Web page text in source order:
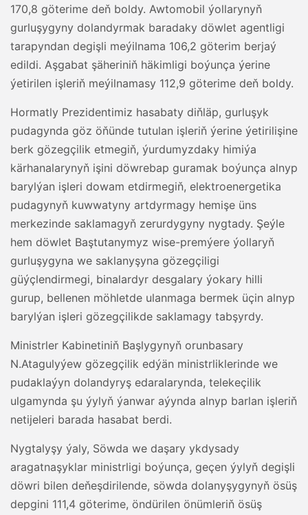
170,8 göterime deň boldy. Awtomobil ýollarynyň
gurluşygyny dolandyrmak baradaky döwlet agentligi
tarapyndan degişli meýilnama 106,2 göterim berjaý
edildi. Aşgabat şäheriniň häkimligi boýunça ýerine
ýetirilen işleriň meýilnamasy 112,9 göterime deň boldy.
Hormatly Prezidentimiz hasabaty diňläp, gurluşyk
pudagynda göz öňünde tutulan işleriň ýerine ýetirilişine
berk gözegçilik etmegiň, ýurdumyzdaky himiýa
kärhanalarynyň işini döwrebap guramak boýunça alnyp
barylýan işleri dowam etdirmegiň, elektroenergetika
pudagynyň kuwwatyny artdyrmagy hemişe üns
merkezinde saklamagyň zerurdygyny nygtady. Şeýle
hem döwlet Baştutanymyz wise-premýere ýollaryň
gurluşygyna we saklanyşyna gözegçiligi
güýçlendirmegi, binalardyr desgalary ýokary hilli
gurup, bellenen möhletde ulanmaga bermek üçin alnyp
barylýan işleri gözegçilikde saklamagy tabşyrdy.
Ministrler Kabinetiniň Başlygynyň orunbasary
N.Atagulyýew gözegçilik edýän ministrliklerinde we
pudaklaýyn dolandyryş edaralarynda, telekeçilik
ulgamynda şu ýylyň ýanwar aýynda alnyp barlan işleriň
netijeleri barada hasabat berdi.
Nygtalyşy ýaly, Söwda we daşary ykdysady
aragatnaşyklar ministrligi boýunça, geçen ýylyň degişli
döwri bilen deňeşdirilende, söwda dolanyşygynyň ösüş
depgini 111,4 göterime, öndürilen önümleriň ösüş